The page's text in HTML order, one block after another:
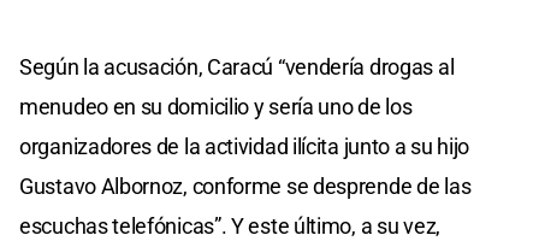
Según la acusación, Caracú “vendería drogas al
menudeo en su domicilio y sería uno de los
organizadores de la actividad ilícita junto a su hijo
Gustavo Albornoz, conforme se desprende de las
escuchas telefónicas”. Y este último, a su vez,